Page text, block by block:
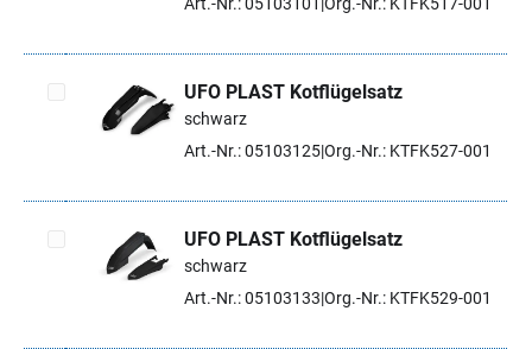
Artikel auswählen
UFO PLAST Kotflügelsatz
schwarz
Art.-Nr.: 05103125Org.-Nr.: KTFK527-001
Artikel auswählen
UFO PLAST Kotflügelsatz
schwarz
Art.-Nr.: 05103133 Org.-Nr.: KTFK529-001